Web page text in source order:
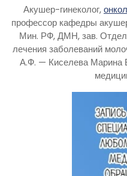
Акушер-гинеколог,
профессор кафедры
Мин. РФ, ДМН, зав.
лечения заболеваний
А.Ф. — Киселева Марина